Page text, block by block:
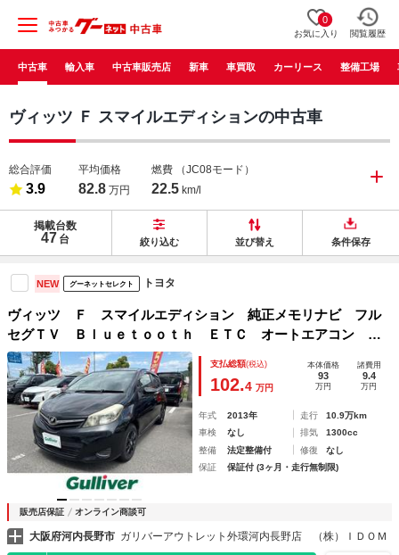
0
お気に入り 閲覧履歴
中古車 輸入車 中古車販売店 新車 車買取 カーリース 整備工場
ヴィッツ Ｆ スマイルエディションの中古車
総合評価
3.9
平均価格
82.8 万円
燃費 （JC08モード）
22.5 km/l
掲載台数
47 台 絞り込む 並び替え 条件保存
NEW グーネットセレクト トヨタ
ヴィッツ Ｆ スマイルエディション 純正メモリナビ フル
セグＴＶ Ｂｌｕｅｔｏｏｔｈ ＥＴＣ オートエアコン 純
正フロアマット 純正ドアバイザー 電動格納ミラー オート
エアコン エアバック スマートキー 保証書 記録簿
支払総額(税込)
102.4 万円
本体価格
93
万円
諸費用
9.4
万円
年式 2013年 走行
10.9万km
車検
なし 排気
1300cc
整備
法定整備付 修復
なし
保証
保証付 (3ヶ月・走行無制限)
販売店保証 オンライン商談可
大阪府河内長野市 ガリバーアウトレット外環河内長野店 （株）ＩＤＯＭ